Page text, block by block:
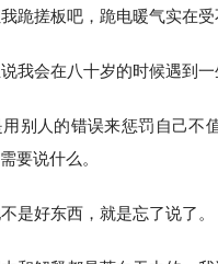
跪搓板吧，跪电暖气实在受
我会在八十岁的时候遇到
别人的错误来惩罚自己不
要说什么。
是好东西，就是忘了说了。